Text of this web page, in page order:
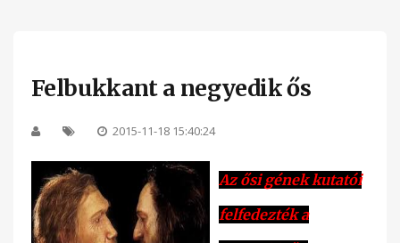
Felbukkant a negyedik ős
2015-11-18 15:40:24
Az ősi gének kutatói
felfedezték a